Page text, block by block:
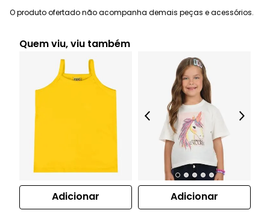
O produto ofertado não acompanha demais peças e acessórios.
Quem viu, viu também
Adicionar Adicionar